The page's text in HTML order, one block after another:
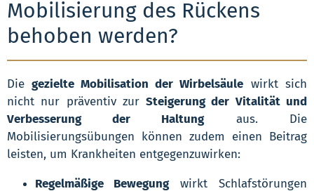
Mobilisierung des Rückens
behoben werden?
Die gezielte Mobilisation der Wirbelsäule wirkt sich
nicht nur präventiv zur Steigerung der Vitalität und
Verbesserung der Haltungaus. Die
Mobilisierungsübungen können zudem einen Beitrag
leisten, um Krankheiten entgegenzuwirken:
Regelmäßige Bewegungwirkt Schlafstörungen